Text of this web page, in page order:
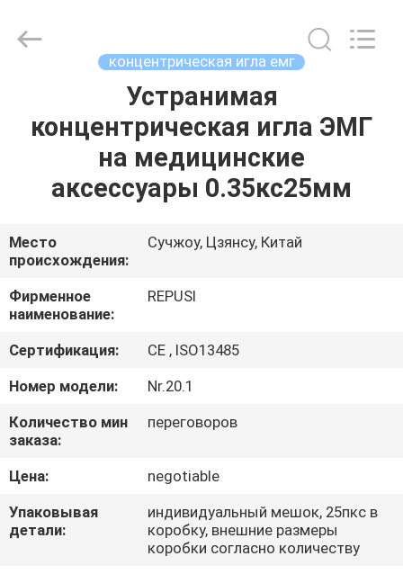
ПРОДУКТЫ
НАС
ПУТЕШЕСТВИЕ
ФАБРИКИ
ПРОВЕРКА
КАЧЕСТВА
СВЯЖИТЕСЬ
МЫ
Electronics
Co.,Ltd..
концентрическая игла емг
Устранимая
концентрическая игла ЭМГ
на медицинские
аксессуары 0.35кс25мм
Место
происхождения:
Сучжоу, Цзянсу, Китай
Фирменное
наименование:
REPUSI
Сертификация:
CE , ISO13485
Номер модели:
Nr.20.1
Количество мин
заказа:
переговоров
Цена:
negotiable
Упаковывая
детали:
индивидуальный мешок, 25пкс в
коробку, внешние размеры
коробки согласно количеству